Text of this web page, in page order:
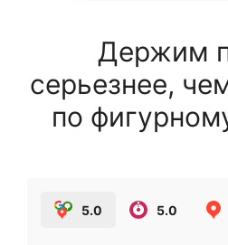
Держим
серьезнее,
по
5.0 5.0